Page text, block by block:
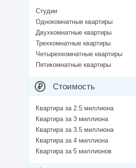
Студии
Однокомнатные квартиры
Двухкомнатные квартиры
Трехкомнатные квартиры
Четырехкомнатные квартиры
Пятикомнатные квартиры
Стоимость
Квартира за 2.5 миллиона
Квартира за 3 миллиона
Квартира за 3.5 миллиона
Квартира за 4 миллиона
Квартира за 5 миллионов